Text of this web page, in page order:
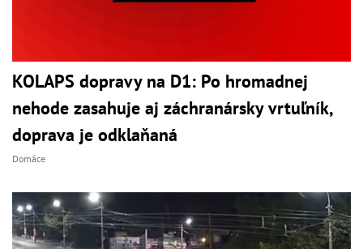
KOLAPS dopravy na D1: Po hromadnej
nehode zasahuje aj záchranársky vrtuľník,
doprava je odklaňaná
Domáce